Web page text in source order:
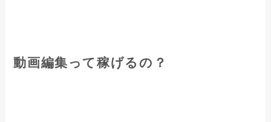
動画編集って稼げるの？